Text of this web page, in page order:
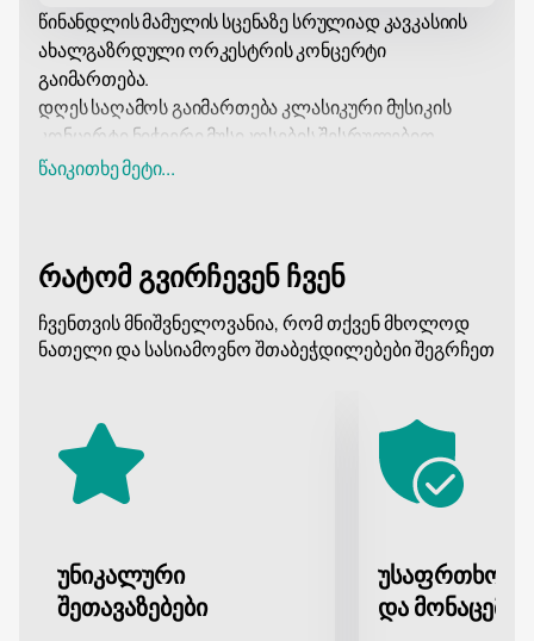
წინანდლის მამულის სცენაზე სრულიად კავკასიის
ახალგაზრდული ორკესტრის კონცერტი
გაიმართება.
დღეს საღამოს გაიმართება კლასიკური მუსიკის
კონცერტი ნიჭიერი მუსიკოსების შესრულებით.
საკონცერტო პროგრამაში შედიოდა აღიარებული
იღებენ თეატრალური წარმოდგენების, ბალეტისა და
ფილარმონიული კონცერტების თანხლებით. ყველა
მათგანი არაერთხელ გახდა მუსიკალური ჯილდოს
ლაურეატი და მონაწილეობა მიიღო
კონკურსებში.
ისიამოვნეთ ყურებით!
წაიკითხე მეტი...
რატომ გვირჩევენ ჩვენ
ჩვენთვის მნიშვნელოვანია, რომ თქვენ მხოლოდ
ნათელი და სასიამოვნო შთაბეჭდილებები შეგრჩეთ
უნიკალური
შეთავაზებები
უსაფრთხო
და